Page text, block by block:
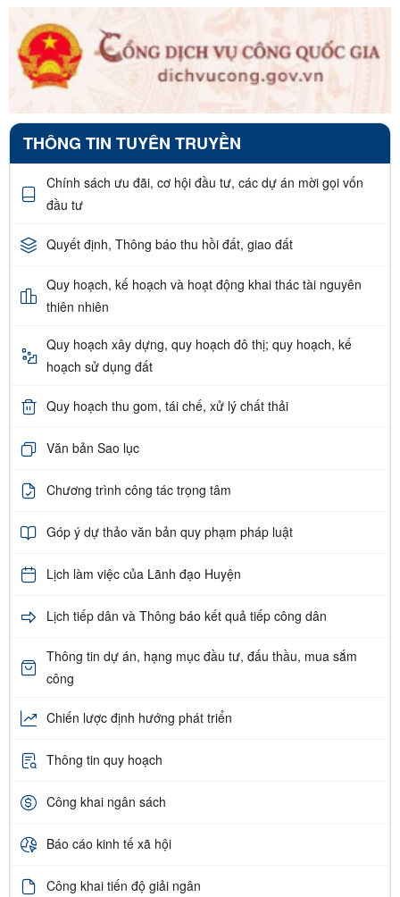
THÔNG TIN TUYÊN TRUYỀN
Chính sách ưu đãi, cơ hội đầu tư, các dự án mời gọi vốn
đầu tư
Quyết định, Thông báo thu hồi đất, giao đất
Quy hoạch, kế hoạch và hoạt động khai thác tài nguyên
thiên nhiên
Quy hoạch xây dựng, quy hoạch đô thị; quy hoạch, kế
hoạch sử dụng đất
Quy hoạch thu gom, tái chế, xử lý chất thải
Văn bản Sao lục
Chương trình công tác trọng tâm
Góp ý dự thảo văn bản quy phạm pháp luật
Lịch làm việc của Lãnh đạo Huyện
Lịch tiếp dân và Thông báo kết quả tiếp công dân
Thông tin dự án, hạng mục đầu tư, đấu thầu, mua sắm
công
Chiến lược định hướng phát triển
Thông tin quy hoạch
Công khai ngân sách
Báo cáo kinh tế xã hội
Công khai tiến độ giải ngân